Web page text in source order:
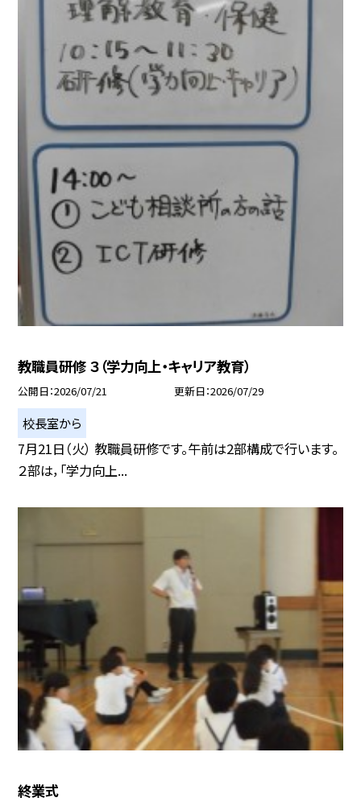
教職員研修 ３（学力向上・キャリア教育）
公開日 2026/07/21 更新日 2026/07/29
校長室から
7月21日（火） 教職員研修です。午前は2部構成で行います。
２部は，「学力向上...
終業式